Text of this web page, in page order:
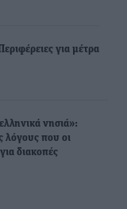
για μέτρα
νησιά»:
λόγους που οι
διακοπές